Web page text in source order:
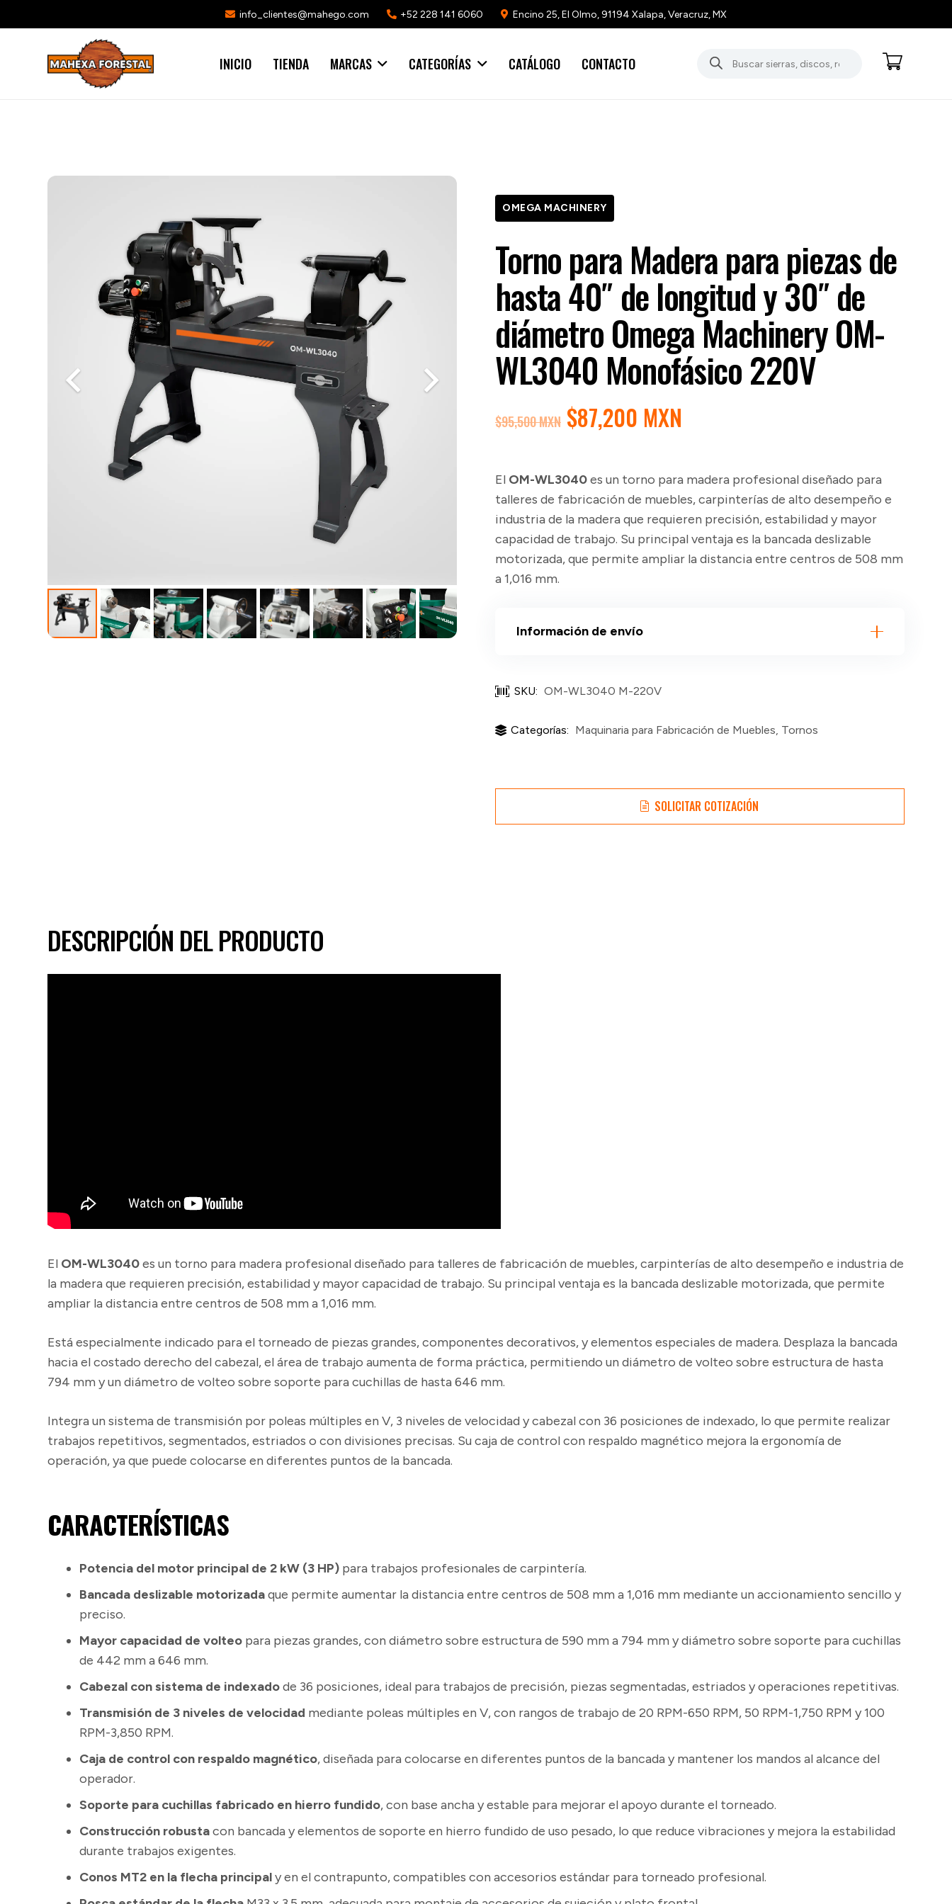
info_clientes@mahego.com +52 228 141 6060 Encino 25, El Olmo, 91194 Xalapa, Veracruz, MX
INICIO TIENDA MARCAS CATEGORÍAS CATÁLOGO CONTACTO
Búsqueda
de
OMEGA MACHINERY
Torno para Madera para piezas de
hasta 40″ de longitud y 30″ de
diámetro Omega Machinery OM-
WL3040 Monofásico 220V
$95,500 MXN EL
PRECIO
ERA:
$95,500 MXN.
$87,200 MXN
ES:
$87,200 MXN.
El OM-WL3040es un torno para madera profesional diseñado para
talleres de fabricación de muebles, carpinterías de alto desempeño e
industria de la madera que requieren precisión, estabilidad y mayor
capacidad de trabajo. Su principal ventaja es la bancada deslizable
motorizada, que permite ampliar la distancia entre centros de 508 mm
a 1,016 mm.
Información de envío
SKU: OM-WL3040 M-220V
Categorías: Maquinaria para Fabricación de Muebles, Tornos
SOLICITAR COTIZACIÓN
DESCRIPCIÓN DEL PRODUCTO
El OM-WL3040es un torno para madera profesional diseñado para talleres de fabricación de muebles, carpinterías de alto desempeño e industria de
la madera que requieren precisión, estabilidad y mayor capacidad de trabajo. Su principal ventaja es la bancada deslizable motorizada, que permite
ampliar la distancia entre centros de 508 mm a 1,016 mm.
Está especialmente indicado para el torneado de piezas grandes, componentes decorativos, y elementos especiales de madera. Desplaza la bancada
hacia el costado derecho del cabezal, el área de trabajo aumenta de forma práctica, permitiendo un diámetro de volteo sobre estructura de hasta
794 mm y un diámetro de volteo sobre soporte para cuchillas de hasta 646 mm.
Integra un sistema de transmisión por poleas múltiples en V, 3 niveles de velocidad y cabezal con 36 posiciones de indexado, lo que permite realizar
trabajos repetitivos, segmentados, estriados o con divisiones precisas. Su caja de control con respaldo magnético mejora la ergonomía de
operación, ya que puede colocarse en diferentes puntos de la bancada.
CARACTERÍSTICAS
Potencia del motor principal de 2 kW (3 HP) para trabajos profesionales de carpintería.
Bancada deslizable motorizadaque permite aumentar la distancia entre centros de 508 mm a 1,016 mm mediante un accionamiento sencillo y
preciso.
Mayor capacidad de volteo para piezas grandes, con diámetro sobre estructura de 590 mm a 794 mm y diámetro sobre soporte para cuchillas
de 442 mm a 646 mm.
Cabezal con sistema de indexadode 36 posiciones, ideal para trabajos de precisión, piezas segmentadas, estriados y operaciones repetitivas.
Transmisión de 3 niveles de velocidad mediante poleas múltiples en V, con rangos de trabajo de 20 RPM-650 RPM, 50 RPM-1,750 RPM y 100
RPM-3,850 RPM.
Caja de control con respaldo magnético, diseñada para colocarse en diferentes puntos de la bancada y mantener los mandos al alcance del
operador.
Soporte para cuchillas fabricado en hierro fundido, con base ancha y estable para mejorar el apoyo durante el torneado.
Construcción robustacon bancada y elementos de soporte en hierro fundido de uso pesado, lo que reduce vibraciones y mejora la estabilidad
durante trabajos exigentes.
Conos MT2 en la flecha principaly en el contrapunto, compatibles con accesorios estándar para torneado profesional.